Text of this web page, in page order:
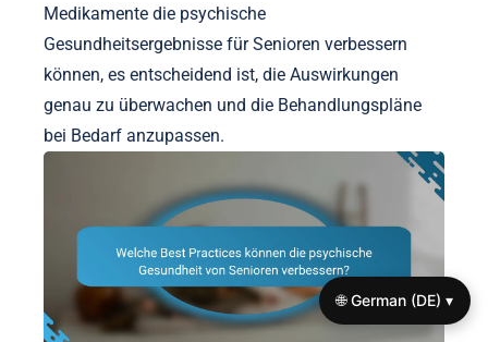
Medikamente die psychische
Gesundheitsergebnisse für Senioren verbessern
können, es entscheidend ist, die Auswirkungen
genau zu überwachen und die Behandlungspläne
bei Bedarf anzupassen.
🌐 German (DE) ▾